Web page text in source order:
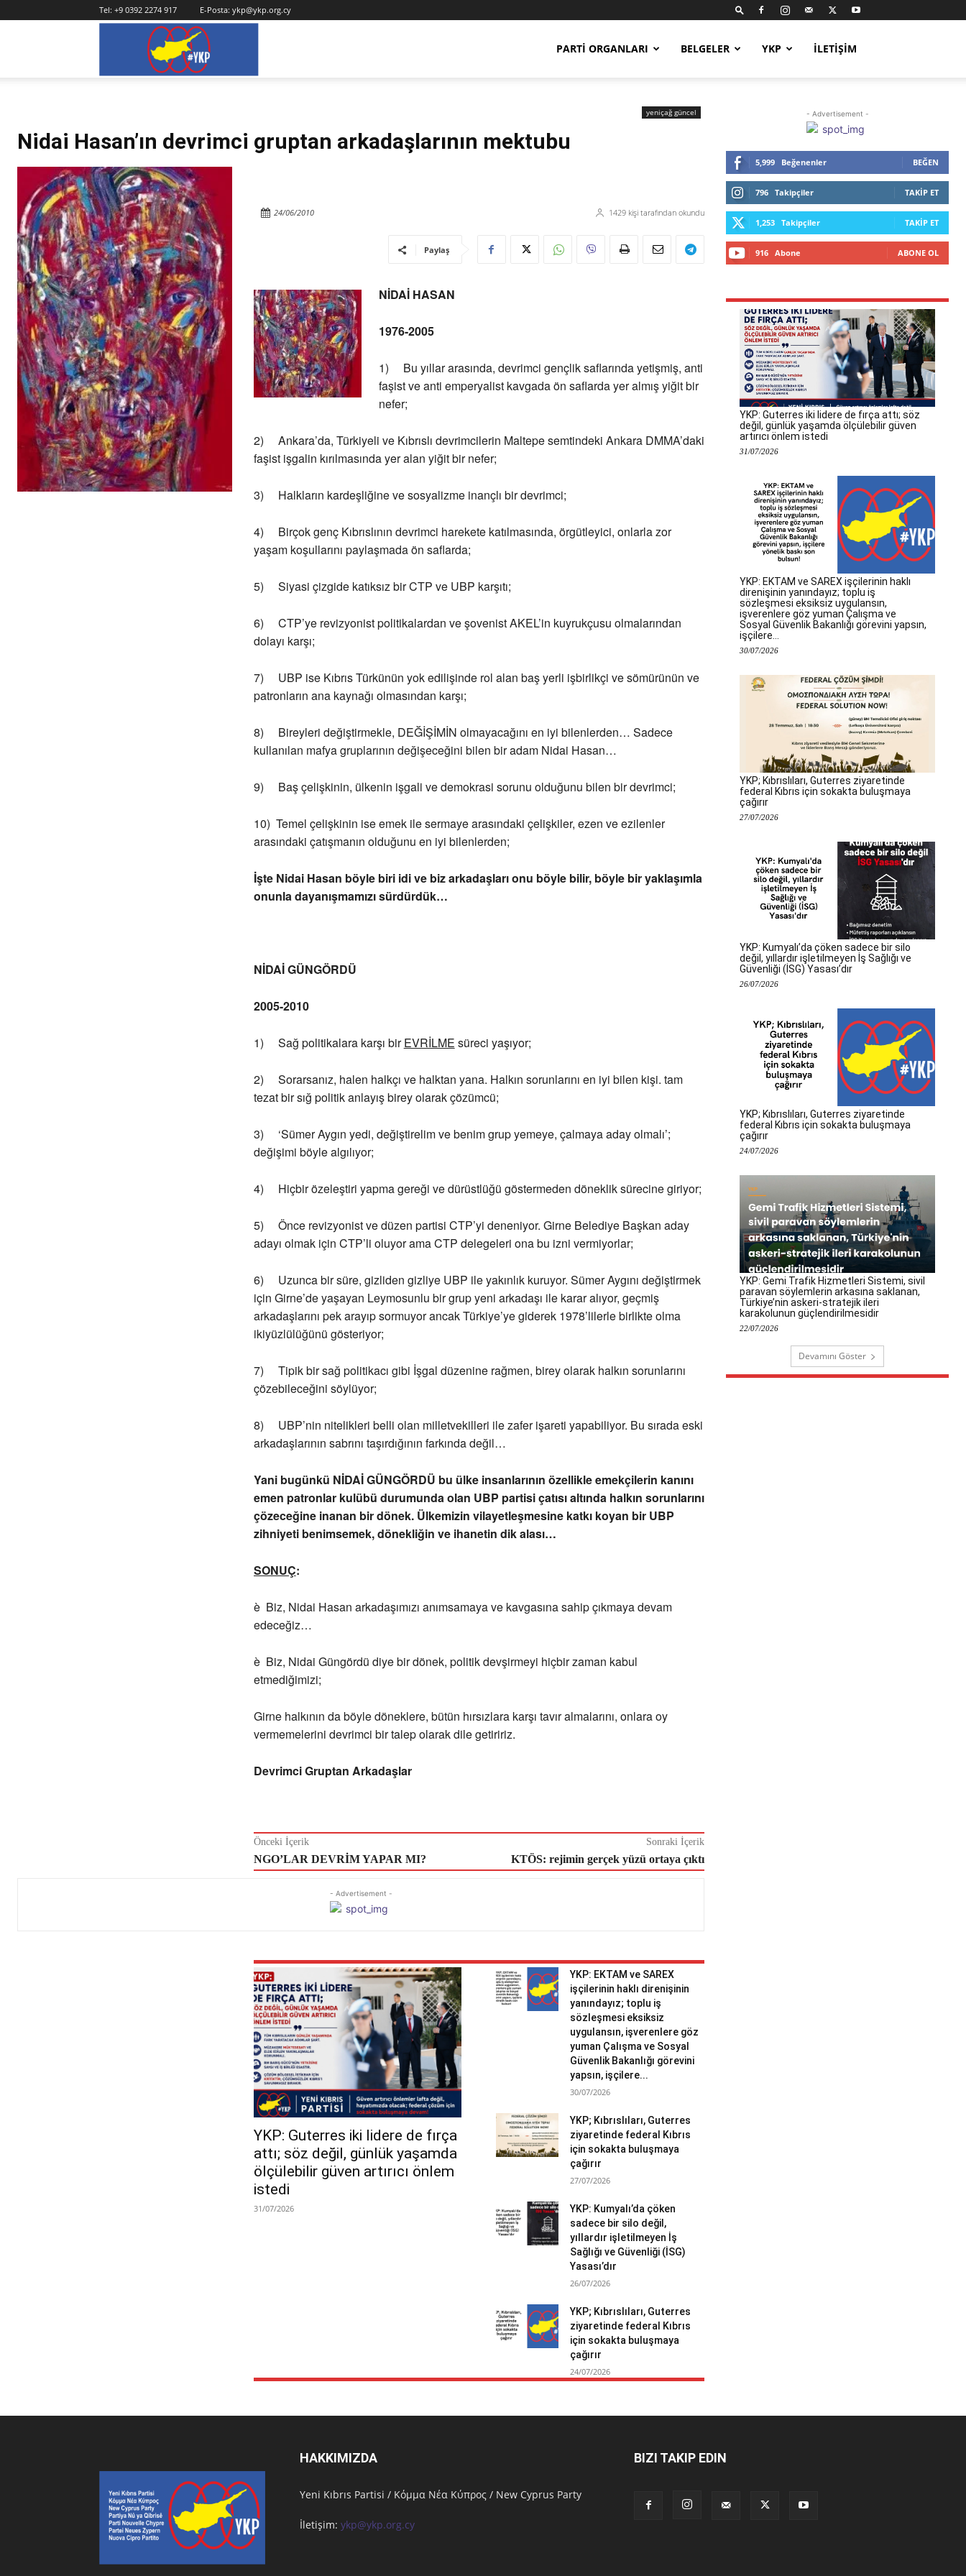
Tel: +9 0392 2274 917 E-Posta: ykp@ykp.org.cy
PARTI ORGANLARI BELGELER YKP İLETIŞIM
yeniçağ güncel
Nidai Hasan’ın devrimci gruptan arkadaşlarının mektubu
1429kişi tarafından okundu
24/06/2010
Paylaş
NİDAİ HASAN
1976-2005
1) Bu yıllar arasında, devrimci gençlik saflarında yetişmiş, anti
faşist ve anti emperyalist kavgada ön saflarda yer almış yiğit bir
nefer;
2) Ankara’da, Türkiyeli ve Kıbrıslı devrimcilerin Maltepe semtindeki Ankara DMMA’daki
faşist işgalin kırılmasında yer alan yiğit bir nefer;
3) Halkların kardeşliğine ve sosyalizme inançlı bir devrimci;
4) Birçok genç Kıbrıslının devrimci harekete katılmasında, örgütleyici, onlarla zor
yaşam koşullarını paylaşmada ön saflarda;
5) Siyasi çizgide katıksız bir CTP ve UBP karşıtı;
6) CTP’ye revizyonist politikalardan ve şovenist AKEL’in kuyrukçusu olmalarından
dolayı karşı;
7) UBP ise Kıbrıs Türkünün yok edilişinde rol alan baş yerli işbirlikçi ve sömürünün ve
patronların ana kaynağı olmasından karşı;
8) Bireyleri değiştirmekle, DEĞİŞİMİN olmayacağını en iyi bilenlerden… Sadece
kullanılan mafya gruplarının değişeceğini bilen bir adam Nidai Hasan…
9) Baş çelişkinin, ülkenin işgali ve demokrasi sorunu olduğunu bilen bir devrimci;
10) Temel çelişkinin ise emek ile sermaye arasındaki çelişkiler, ezen ve ezilenler
arasındaki çatışmanın olduğunu en iyi bilenlerden;
İşte Nidai Hasan böyle biri idi ve biz arkadaşları onu böyle bilir, böyle bir yaklaşımla
onunla dayanışmamızı sürdürdük…
NİDAİ GÜNGÖRDÜ
2005-2010
1) Sağ politikalara karşı birEVRİLME süreci yaşıyor;
2) Sorarsanız, halen halkçı ve halktan yana. Halkın sorunlarını en iyi bilen kişi. tam
tezat bir sığ politik anlayış birey olarak çözümcü;
3) ‘Sümer Aygın yedi, değiştirelim ve benim grup yemeye, çalmaya aday olmalı’;
değişimi böyle algılıyor;
4) Hiçbir özeleştiri yapma gereği ve dürüstlüğü göstermeden döneklik sürecine giriyor;
5) Önce revizyonist ve düzen partisi CTP’yi deneniyor. Girne Belediye Başkan aday
adayı olmak için CTP’li oluyor ama CTP delegeleri ona bu izni vermiyorlar;
6) Uzunca bir süre, gizliden gizliye UBP ile yakınlık kuruyor. Sümer Aygını değiştirmek
için Girne’de yaşayan Leymosunlu bir grup yeni arkadaşı ile karar alıyor, geçmiş
arkadaşlarını pek arayıp sormuyor ancak Türkiye’ye giderek 1978’lilerle birlikte olma
ikiyüzlülüğünü gösteriyor;
7) Tipik bir sağ politikacı gibi İşgal düzenine rağmen, birey olarak halkın sorunlarını
çözebileceğini söylüyor;
8) UBP’nin nitelikleri belli olan milletvekilleri ile zafer işareti yapabiliyor. Bu sırada eski
arkadaşlarının sabrını taşırdığının farkında değil…
Yani bugünkü NİDAİ GÜNGÖRDÜ bu ülke insanlarının özellikle emekçilerin kanını
emen patronlar kulübü durumunda olan UBP partisi çatısı altında halkın sorunlarını
çözeceğine inanan bir dönek. Ülkemizin vilayetleşmesine katkı koyan bir UBP
zihniyeti benimsemek, dönekliğin ve ihanetin dik alası…
SONUÇ:
è Biz, Nidai Hasan arkadaşımızı anımsamaya ve kavgasına sahip çıkmaya devam
edeceğiz…
è Biz, Nidai Güngördü diye bir dönek, politik devşirmeyi hiçbir zaman kabul
etmediğimizi;
Girne halkının da böyle döneklere, bütün hırsızlara karşı tavır almalarını, onlara oy
vermemelerini devrimci bir talep olarak dile getiririz.
Devrimci Gruptan Arkadaşlar
Önceki İçerik
NGO’LAR DEVRİM YAPAR MI?
Sonraki İçerik
KTÖS: rejimin gerçek yüzü ortaya çıktı
- Advertisement -
YKP: Guterres iki lidere de fırça
attı; söz değil, günlük yaşamda
ölçülebilir güven artırıcı önlem
istedi
31/07/2026
YKP: EKTAM ve SAREX
işçilerinin haklı direnişinin
yanındayız; toplu iş
sözleşmesi eksiksiz
uygulansın, işverenlere göz
yuman Çalışma ve Sosyal
Güvenlik Bakanlığı görevini
yapsın, işçilere...
30/07/2026
YKP; Kıbrıslıları, Guterres
ziyaretinde federal Kıbrıs
için sokakta buluşmaya
çağırır
27/07/2026
YKP: Kumyalı’da çöken
sadece bir silo değil,
yıllardır işletilmeyen İş
Sağlığı ve Güvenliği (İSG)
Yasası’dır
26/07/2026
YKP; Kıbrıslıları, Guterres
ziyaretinde federal Kıbrıs
için sokakta buluşmaya
çağırır
24/07/2026
- Advertisement -
5,999 Beğenenler BEĞEN
796 Takipçiler TAKIP ET
1,253 Takipçiler TAKIP ET
916 Abone ABONE OL
YKP: Guterres iki lidere de fırça attı; söz
değil, günlük yaşamda ölçülebilir güven
artırıcı önlem istedi
31/07/2026
YKP: EKTAM ve SAREX işçilerinin haklı
direnişinin yanındayız; toplu iş
sözleşmesi eksiksiz uygulansın,
işverenlere göz yuman Çalışma ve
Sosyal Güvenlik Bakanlığı görevini yapsın,
işçilere...
30/07/2026
YKP; Kıbrıslıları, Guterres ziyaretinde
federal Kıbrıs için sokakta buluşmaya
çağırır
27/07/2026
YKP: Kumyalı’da çöken sadece bir silo
değil, yıllardır işletilmeyen İş Sağlığı ve
Güvenliği (İSG) Yasası’dır
26/07/2026
YKP; Kıbrıslıları, Guterres ziyaretinde
federal Kıbrıs için sokakta buluşmaya
çağırır
24/07/2026
YKP: Gemi Trafik Hizmetleri Sistemi, sivil
paravan söylemlerin arkasına saklanan,
Türkiye’nin askeri-stratejik ileri
karakolunun güçlendirilmesidir
22/07/2026
Devamını Göster
HAKKIMIZDA
Υeni Kıbrıs Partisi / Κόμμα Νέα Κύπρος / New Cyprus Party
İletişim: ykp@ykp.org.cy
BIZI TAKIP EDIN